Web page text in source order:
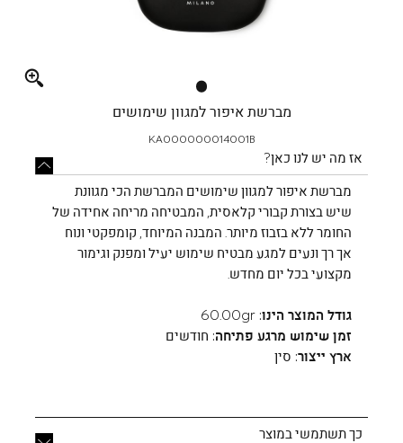
Full
מברשת איפור למגוון שימושים
KA000000014001B
אז מה יש לנו כאן?
כך תשתמשי במוצר
מברשת איפור למגוון שימושים המברשת הכי מגוונת
שיש בצורת קבורי קלאסית, המבטיחה מריחה אחידה של
החומר ללא בזבוז מיותר. המבנה המיוחד, קומפקטי ונוח
אך רך ונעים למגע מבטיח שימוש יעיל ומפנק וגימור
מקצועי בכל יום מחדש.
גודל המוצר הינו:60.00gr
זמן שימוש מרגע פתיחה: חודשים
ארץ ייצור: סין